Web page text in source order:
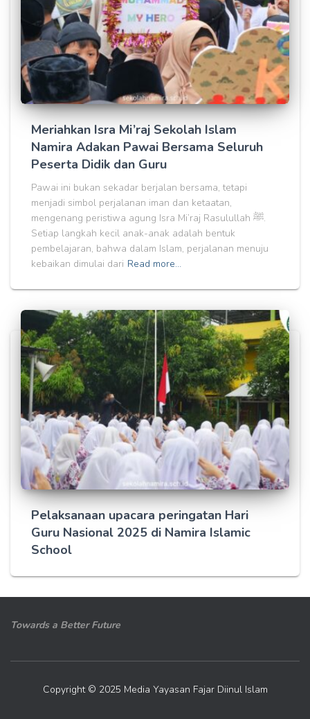
Meriahkan Isra Mi’raj Sekolah Islam
Namira Adakan Pawai Bersama Seluruh
Peserta Didik dan Guru
Pawai ini bukan sekadar berjalan bersama, tetapi
menjadi simbol perjalanan iman dan ketaatan,
mengenang peristiwa agung Isra Mi’raj Rasulullah ﷺ.
Setiap langkah kecil anak-anak adalah bentuk
pembelajaran, bahwa dalam Islam, perjalanan menuju
kebaikan dimulai dari Read more…
Pelaksanaan upacara peringatan Hari
Guru Nasional 2025 di Namira Islamic
School
Towards a Better Future
Copyright © 2025 Media Yayasan Fajar Diinul Islam